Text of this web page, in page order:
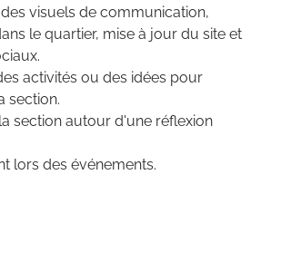
visuels de communication,
le quartier, mise à jour du site et
activités ou des idées pour
section.
section autour d'une réflexion
lors des événements.